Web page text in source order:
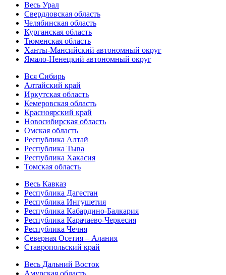
Весь Урал
Свердловская область
Челябинская область
Курганская область
Тюменская область
Ханты-Мансийский автономный округ
Ямало-Ненецкий автономный округ
Вся Сибирь
Алтайский край
Иркутская область
Кемеровская область
Красноярский край
Новосибирская область
Омская область
Республика Алтай
Республика Тыва
Республика Хакасия
Томская область
Весь Кавказ
Республика Дагестан
Республика Ингушетия
Республика Кабардино-Балкария
Республика Карачаево-Черкесия
Республика Чечня
Северная Осетия – Алания
Ставропольский край
Весь Дальний Восток
Амурская область